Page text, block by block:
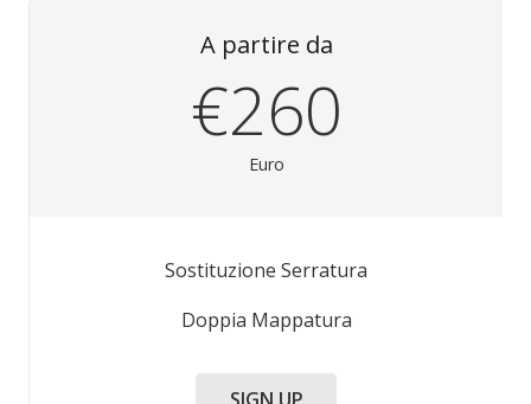
A partire da
€260
Euro
Sostituzione Serratura
Doppia Mappatura